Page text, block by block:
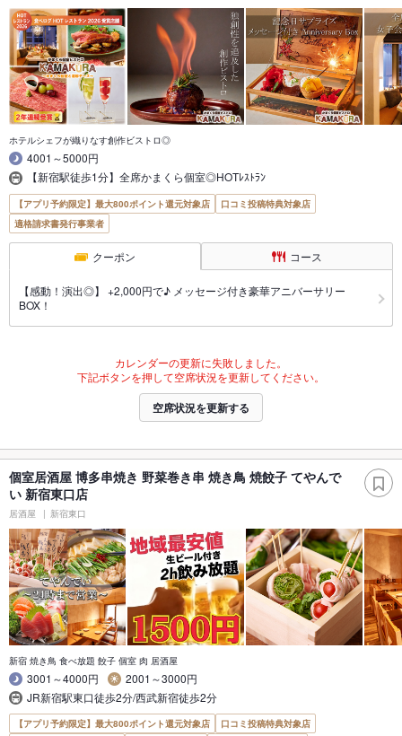
ホテルシェフが織りなす創作ビストロ◎
4001～5000円
【新宿駅徒歩1分】全席かまくら個室◎HOTﾚｽﾄﾗﾝ
【アプリ予約限定】最大800ポイント還元対象店
口コミ投稿特典対象店
適格請求書発行事業者
クーポン コース
【感動！演出◎】 +2,000円で♪ メッセージ付き豪華アニバーサリー
BOX！
カレンダーの更新に失敗しました。
下記ボタンを押して空席状況を更新してください。
空席状況を更新する
個室居酒屋 博多串焼き 野菜巻き串 焼き鳥 焼餃子 てやんで
い 新宿東口店
居酒屋 新宿東口
新宿 焼き鳥 食べ放題 餃子 個室 肉 居酒屋
3001～4000円
2001～3000円
JR新宿駅東口徒歩2分/西武新宿徒歩2分
【アプリ予約限定】最大800ポイント還元対象店
口コミ投稿特典対象店